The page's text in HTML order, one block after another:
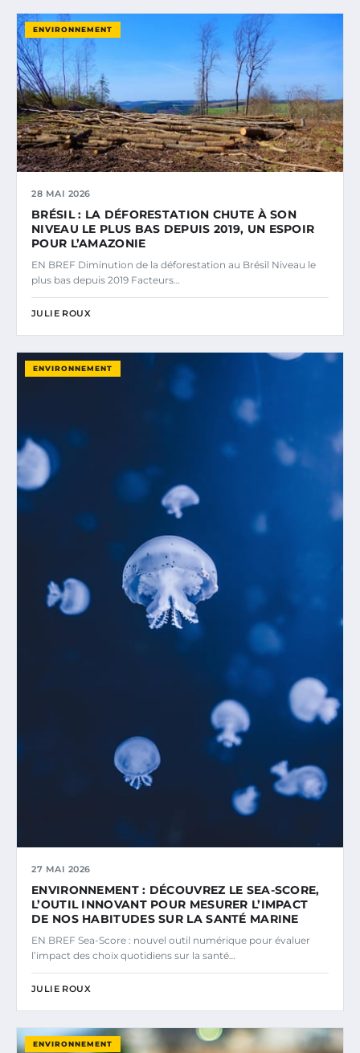
ENVIRONNEMENT
28 MAI 2026
BRÉSIL : LA DÉFORESTATION CHUTE À SON
NIVEAU LE PLUS BAS DEPUIS 2019, UN ESPOIR
POUR L’AMAZONIE
EN BREF Diminution de la déforestation au Brésil Niveau le
plus bas depuis 2019 Facteurs…
JULIE ROUX
ENVIRONNEMENT
27 MAI 2026
ENVIRONNEMENT : DÉCOUVREZ LE SEA-SCORE,
L’OUTIL INNOVANT POUR MESURER L’IMPACT
DE NOS HABITUDES SUR LA SANTÉ MARINE
EN BREF Sea-Score : nouvel outil numérique pour évaluer
l’impact des choix quotidiens sur la santé…
JULIE ROUX
ENVIRONNEMENT